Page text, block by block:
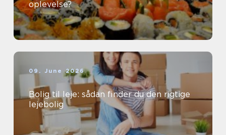
oplevelse?
09. June 2026
Bolig til leje: sådan finder du den rigtige
lejebolig